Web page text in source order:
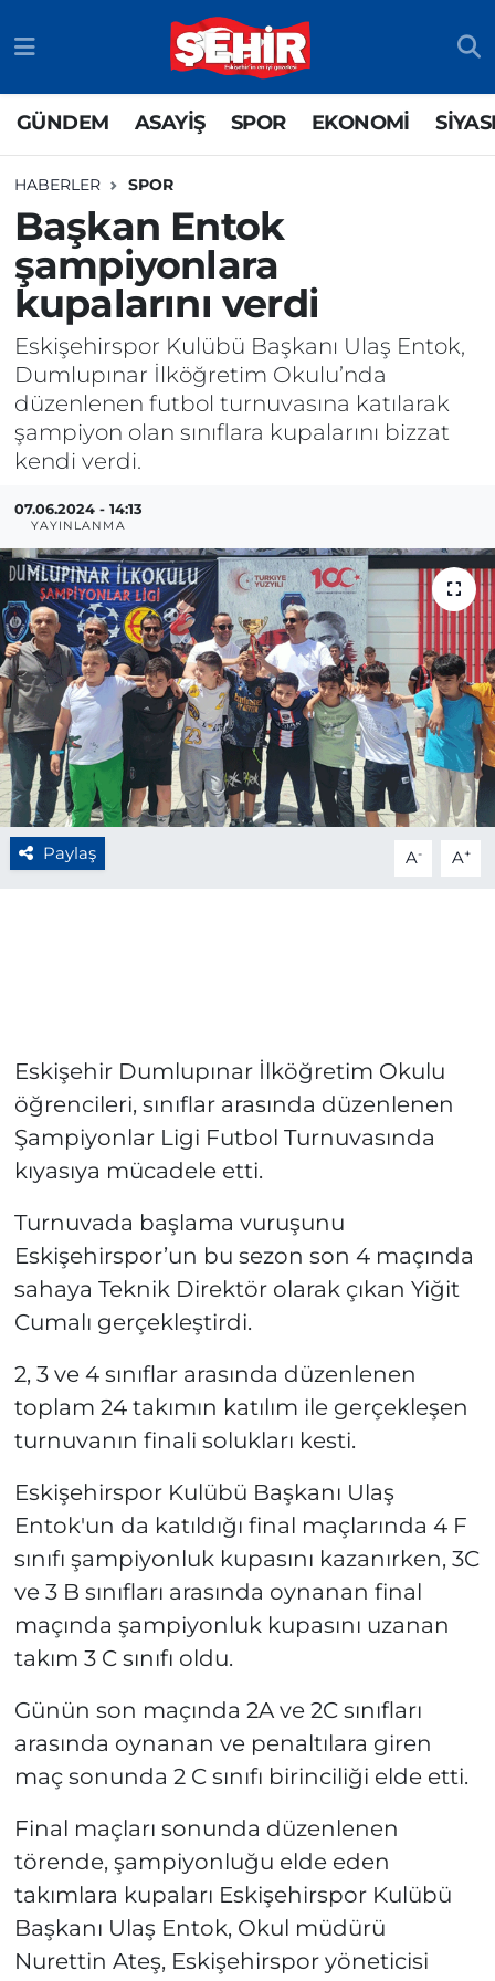
GÜNDEM ASAYİŞ SPOR EKONOMİ
HABERLER SPOR
Başkan Entok
şampiyonlara
kupalarını verdi
Eskişehirspor Kulübü Başkanı Ulaş Entok,
Dumlupınar İlköğretim Okulu’nda
düzenlenen futbol turnuvasına katılarak
şampiyon olan sınıflara kupalarını bizzat
kendi verdi.
07.06.2024 - 14:13
YAYINLANMA
Paylaş A- A+
Eskişehir Dumlupınar İlköğretim Okulu
öğrencileri, sınıflar arasında düzenlenen
Şampiyonlar Ligi Futbol Turnuvasında
kıyasıya mücadele etti.
Turnuvada başlama vuruşunu
Eskişehirspor’un bu sezon son 4 maçında
sahaya Teknik Direktör olarak çıkan Yiğit
Cumalı gerçekleştirdi.
2, 3 ve 4 sınıflar arasında düzenlenen
toplam 24 takımın katılım ile gerçekleşen
turnuvanın finali solukları kesti.
Eskişehirspor Kulübü Başkanı Ulaş
Entok'un da katıldığı final maçlarında 4 F
sınıfı şampiyonluk kupasını kazanırken, 3C
ve 3 B sınıfları arasında oynanan final
maçında şampiyonluk kupasını uzanan
takım 3 C sınıfı oldu.
Günün son maçında 2A ve 2C sınıfları
arasında oynanan ve penaltılara giren
maç sonunda 2 C sınıfı birinciliği elde etti.
Final maçları sonunda düzenlenen
törende, şampiyonluğu elde eden
takımlara kupaları Eskişehirspor Kulübü
Başkanı Ulaş Entok, Okul müdürü
Nurettin Ateş, Eskişehirspor yöneticisi
SPOR
EKONOMİ
SİYASET
RESMİ İLAN
SİYASET
SPOR
EKONOMİ
EĞİTİM
SAĞLIK
BÖLGE
YAŞAM
DÜNYA
GENEL
GÜNCEL
RESMİ İLAN
Odunpazarı Nöbetçi Eczaneler
Odunpazarı Hava Durumu
Odunpazarı Trafik Yoğunluk Haritası
TFF 3.Lig 4.Grup Puan Durumu ve Fikstür
Tüm Manşetler
Son Dakika Haberleri
Haber Arşivi